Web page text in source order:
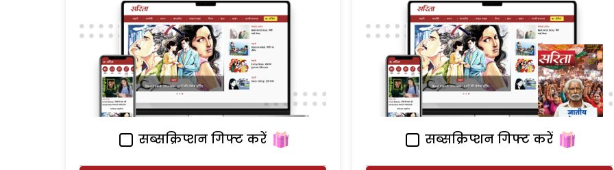
सब्सक्रिप्शन गिफ्ट करें सब्सक्रिप्शन गिफ्ट करें